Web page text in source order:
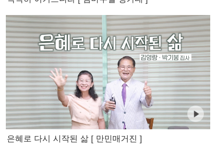
은혜로 다시 시작된 삶 [ 만민매거진 ]